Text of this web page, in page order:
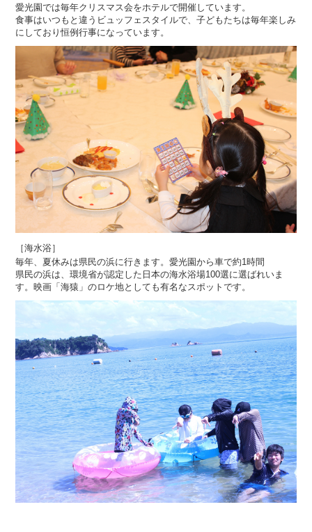
愛光園では毎年クリスマス会をホテルで開催しています。
食事はいつもと違うビュッフェスタイルで、子どもたちは毎年楽しみ
にしており恒例行事になっています。
［海水浴］
毎年、夏休みは県民の浜に行きます。愛光園から車で約1時間
県民の浜は、環境省が認定した日本の海水浴場100選に選ばれいま
す。映画「海猿」のロケ地としても有名なスポットです。